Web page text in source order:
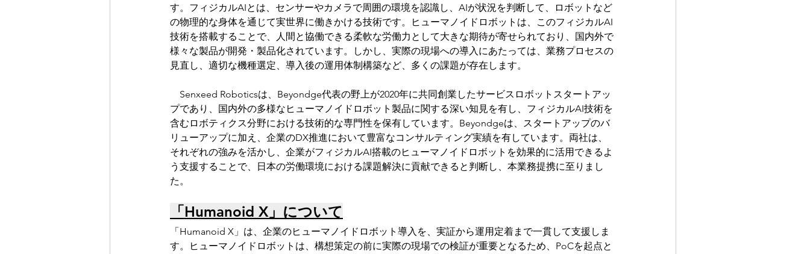
す。フィジカルAIとは、センサーやカメラで周囲の環境を認識し、AIが状況を判断して、ロボットなど
の物理的な身体を通じて実世界に働きかける技術です。ヒューマノイドロボットは、このフィジカルAI
技術を搭載することで、人間と協働できる柔軟な労働力として大きな期待が寄せられており、国内外で
様々な製品が開発・製品化されています。しかし、実際の現場への導入にあたっては、業務プロセスの
見直し、適切な機種選定、導入後の運用体制構築など、多くの課題が存在します。
Senxeed Roboticsは、Beyondge代表の野上が2020年に共同創業したサービスロボットスタートアッ
プであり、国内外の多様なヒューマノイドロボット製品に関する深い知見を有し、フィジカルAI技術を
含むロボティクス分野における技術的な専門性を保有しています。Beyondgeは、スタートアップのバ
リューアップに加え、企業のDX推進において豊富なコンサルティング実績を有しています。両社は、
それぞれの強みを活かし、企業がフィジカルAI搭載のヒューマノイドロボットを効果的に活用できるよ
う支援することで、日本の労働環境における課題解決に貢献できると判断し、本業務提携に至りまし
た。
「Humanoid X」について
「Humanoid X」は、企業のヒューマノイドロボット導入を、実証から運用定着まで一貫して支援しま
す。ヒューマノイドロボットは、構想策定の前に実際の現場での検証が重要となるため、PoCを起点と